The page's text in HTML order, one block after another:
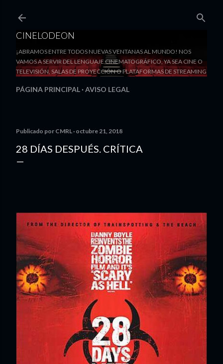
CINELODEON
¡ABRAMOS ENTRE TODOS NUEVAS VENTANAS AL MUNDO! NOS
VAMOS A SERVIR DEL LENGUAJE CINEMATOGRÁFICO, YA SEA CINE O
TELEVISIÓN, SALAS DE PROYECCIÓN O PLATAFORMAS DE STREAMING
PÁGINA PRINCIPAL AVISO LEGAL
Publicado por CMRL octubre 21, 2018
28 DÍAS DESPUÉS. CRÍTICA